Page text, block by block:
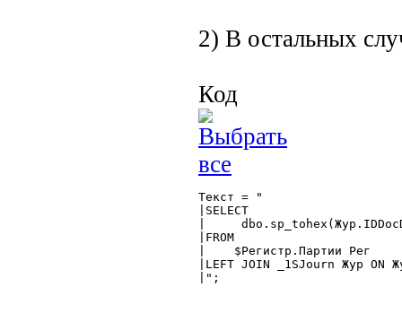
2) В остальных
Код
Текст = "
|SELECT
|
|FROM
|    $Регистр.Партии Рег
|LEFT JOIN _1SJourn Жур ON
|";